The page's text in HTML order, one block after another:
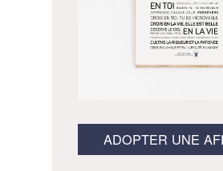
ADOPTER UNE